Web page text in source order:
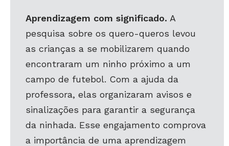
Aprendizagem com significado. A
pesquisa sobre os quero-queros levou
as crianças a se mobilizarem quando
encontraram um ninho próximo a um
campo de futebol. Com a ajuda da
professora, elas organizaram avisos e
sinalizações para garantir a segurança
da ninhada. Esse engajamento comprova
a importância de uma aprendizagem